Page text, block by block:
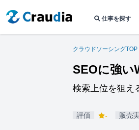
仕事を探す
クラウドソーシングTOP
SEOに強い
検索上位を狙え
評価 - 販売